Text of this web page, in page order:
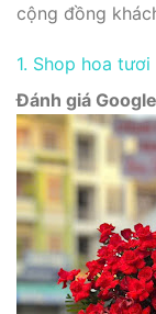
cộng đồng
1. Shop hoa
Đánh giá